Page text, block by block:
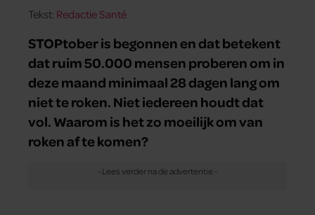
Tekst: Redactie Santé
STOPtober is begonnen en dat betekent
dat ruim 50.000 mensen proberen om in
deze maand minimaal 28 dagen lang om
niet te roken. Niet iedereen houdt dat
vol. Waarom is het zo moeilijk om van
roken af te komen?